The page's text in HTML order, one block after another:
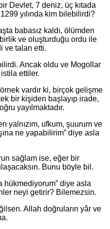
Devlet, 7 deniz, üç kıtada
yılında kim bilebilirdi?
babasız kaldı, ölümden
ve oluşturduğu ordu ile
ve talan etti.
Ancak oldu ve Mogollar
ettiler.
vardır ki, birçok gelişme
bir kişiden başlayıp irade,
yayılmaktadır.
yalnızım, ufkum, şuurum ve
ne yapabilirim” diye asla
sağlam ise, eğer bir
Bunu böyle bil.
hükmediyorum” diye asla
neyi getirir? Bilemezsin.
Allah doğruların yâr ve